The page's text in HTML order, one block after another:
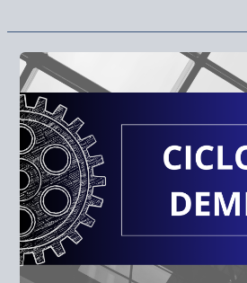
CICLO
DE
DE
DEMING